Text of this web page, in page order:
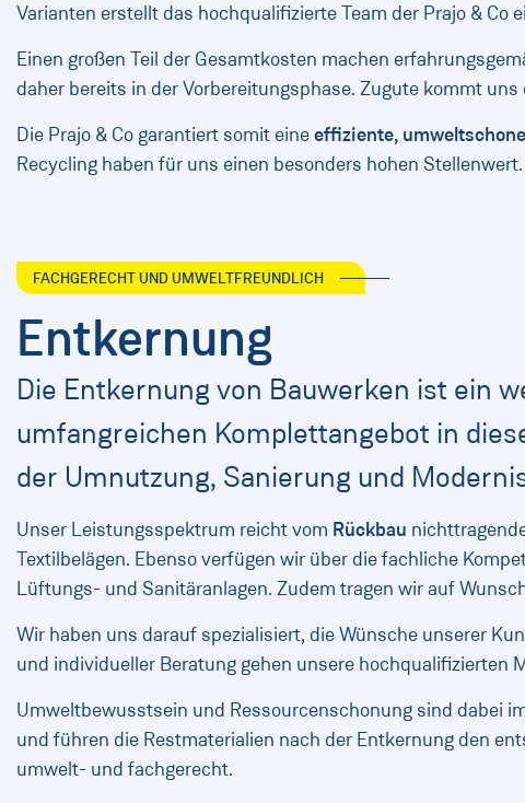
Varianten erstellt das hochqualifizierte Team der Prajo & Co
Einen großen Teil der Gesamtkosten machen
daher bereits in der Vorbereitungsphase. Zugute kommt
Die Prajo & Co garantiert somit eineeffiziente,
Recycling haben für uns einen besonders hohen Stellenwert.
FACHGERECHT UND UMWELTFREUNDLICH
Entkernung
Die Entkernung von Bauwerken ist ein
umfangreichen Komplettangebot in
der Umnutzung, Sanierung und
Unser Leistungsspektrum reicht vom Rückbau
Textilbelägen. Ebenso verfügen wir über die fachliche
Lüftungs- und Sanitäranlagen. Zudem tragen wir auf
Wir haben uns darauf spezialisiert, die Wünsche unserer
und individueller Beratung gehen unsere hochqualifizierten
Umweltbewusstsein und Ressourcenschonung sind dabei
und führen die Restmaterialien nach der Entkernung den
umwelt- und fachgerecht.